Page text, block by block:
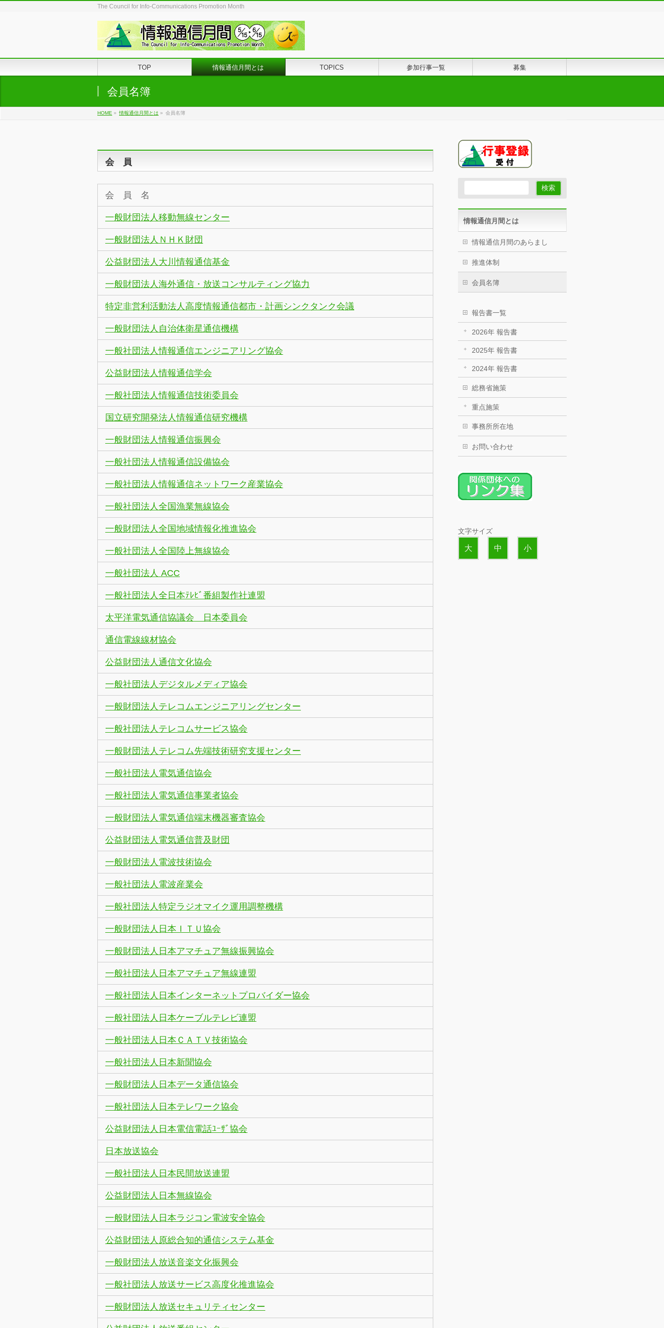
The Council for Info-Communications Promotion Month
TOP 情報通信月間とは TOPICS 参加行事一覧 募集
会員名簿
HOME » 情報通信月間とは » 会員名簿
会 員
会 員 名
一般財団法人移動無線センター
一般財団法人ＮＨＫ財団
公益財団法人大川情報通信基金
一般財団法人海外通信・放送コンサルティング協力
特定非営利活動法人高度情報通信都市・計画シンクタンク会議
一般財団法人自治体衛星通信機構
一般社団法人情報通信エンジニアリング協会
公益財団法人情報通信学会
一般社団法人情報通信技術委員会
国立研究開発法人情報通信研究機構
一般財団法人情報通信振興会
一般社団法人情報通信設備協会
一般社団法人情報通信ネットワーク産業協会
一般社団法人全国漁業無線協会
一般財団法人全国地域情報化推進協会
一般社団法人全国陸上無線協会
一般社団法人 ACC
一般社団法人全日本ﾃﾚﾋﾞ番組製作社連盟
太平洋電気通信協議会 日本委員会
通信電線線材協会
公益財団法人通信文化協会
一般社団法人デジタルメディア協会
一般財団法人テレコムエンジニアリングセンター
一般社団法人テレコムサービス協会
一般財団法人テレコム先端技術研究支援センター
一般社団法人電気通信協会
一般社団法人電気通信事業者協会
一般財団法人電気通信端末機器審査協会
公益財団法人電気通信普及財団
一般財団法人電波技術協会
一般社団法人電波産業会
一般社団法人特定ラジオマイク運用調整機構
一般財団法人日本ＩＴＵ協会
一般財団法人日本アマチュア無線振興協会
一般社団法人日本アマチュア無線連盟
一般社団法人日本インターネットプロバイダー協会
一般社団法人日本ケーブルテレビ連盟
一般社団法人日本ＣＡＴＶ技術協会
一般社団法人日本新聞協会
一般財団法人日本データ通信協会
一般社団法人日本テレワーク協会
公益財団法人日本電信電話ﾕｰｻﾞ協会
日本放送協会
一般社団法人日本民間放送連盟
公益財団法人日本無線協会
一般財団法人日本ラジコン電波安全協会
公益財団法人原総合知的通信システム基金
一般財団法人放送音楽文化振興会
一般社団法人放送サービス高度化推進協会
一般財団法人放送セキュリティセンター
情報通信月間とは
情報通信月間のあらまし
推進体制
会員名簿
報告書一覧
2026年 報告書
2025年 報告書
2024年 報告書
総務省施策
重点施策
事務所所在地
お問い合わせ
文字サイズ
大 中 小